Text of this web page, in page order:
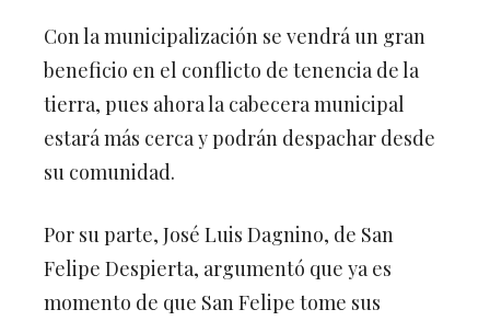
Con la municipalización se vendrá un gran
beneficio en el conflicto de tenencia de la
tierra, pues ahora la cabecera municipal
estará más cerca y podrán despachar desde
su comunidad.
Por su parte, José Luis Dagnino, de San
Felipe Despierta, argumentó que ya es
momento de que San Felipe tome sus